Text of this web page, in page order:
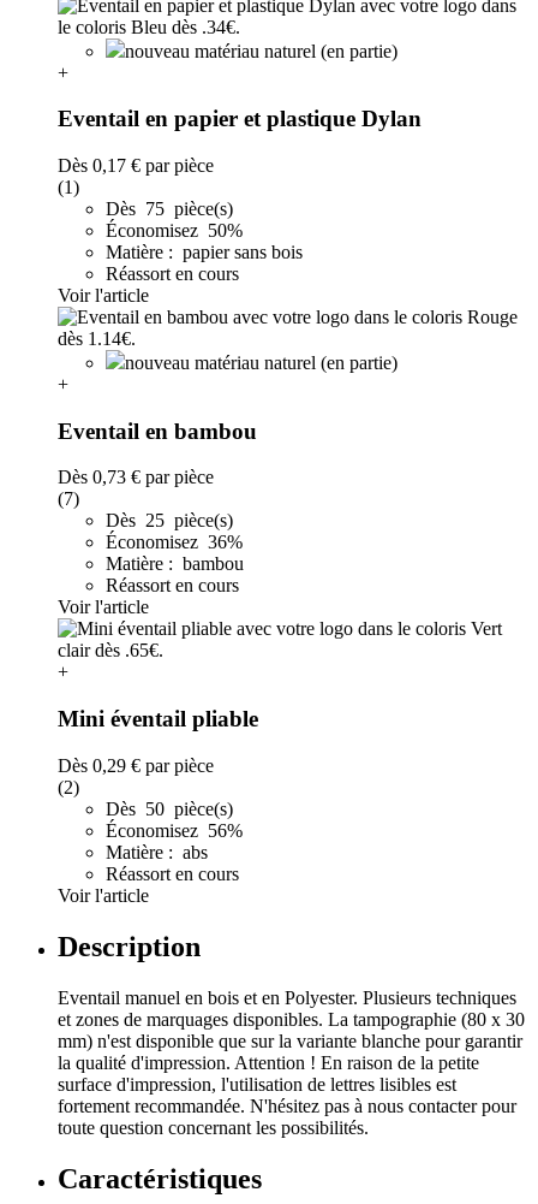
nouveau matériau naturel (en partie)
+
Eventail en papier et plastique Dylan
Dès 0,17 € par pièce
(1)
Dès 75 pièce(s)
Économisez 50%
Matière : papier sans bois
Réassort en cours
Voir l'article
nouveau matériau naturel (en partie)
+
Eventail en bambou
Dès 0,73 € par pièce
(7)
Dès 25 pièce(s)
Économisez 36%
Matière : bambou
Réassort en cours
Voir l'article
+
Mini éventail pliable
Dès 0,29 € par pièce
(2)
Dès 50 pièce(s)
Économisez 56%
Matière : abs
Réassort en cours
Voir l'article
Description
Eventail manuel en bois et en Polyester. Plusieurs techniques
et zones de marquages disponibles. La tampographie (80 x 30
mm) n'est disponible que sur la variante blanche pour garantir
la qualité d'impression. Attention ! En raison de la petite
surface d'impression, l'utilisation de lettres lisibles est
fortement recommandée. N'hésitez pas à nous contacter pour
toute question concernant les possibilités.
Caractéristiques